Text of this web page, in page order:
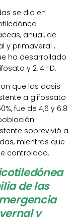
se dio en
anual, de
y primaveral ,
ha desarrollado
y 2, 4 -D.
que las dosis
a glifossato
fue de 4,6 y 6.8
sobrevivió a
mientras que
controlada.
de las
y